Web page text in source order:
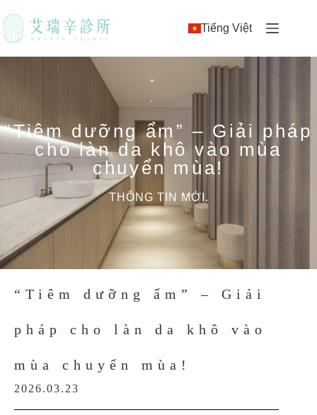
Tiếng Việt
“Tiêm dưỡng ẩm” – Giải pháp
cho làn da khô vào mùa
chuyển mùa!
THÔNG TIN MỚI.
“Tiêm dưỡng ẩm” – Giải
pháp cho làn da khô vào
mùa chuyển mùa!
2026.03.23